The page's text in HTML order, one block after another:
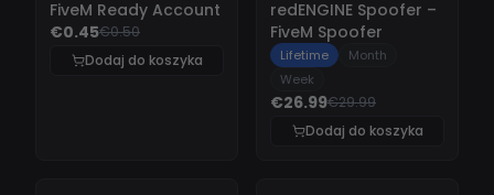
FiveM Ready Account
€0.45€0.50
Dodaj do koszyka
redENGINE Spoofer –
FiveM Spoofer
Lifetime
Month
Week
€26.99€29.99
Dodaj do koszyka